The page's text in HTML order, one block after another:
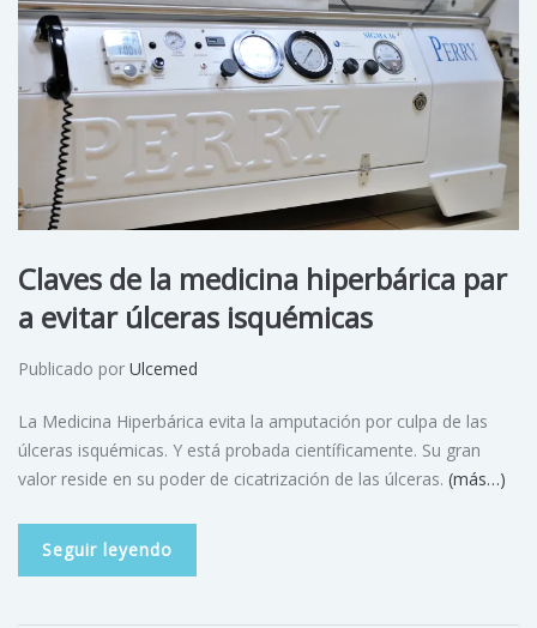
Claves de la medicina hiperbárica par
a evitar úlceras isquémicas
Publicado por Ulcemed
La Medicina Hiperbárica evita la amputación por culpa de las
úlceras isquémicas. Y está probada científicamente. Su gran
valor reside en su poder de cicatrización de las úlceras. (más…)
Seguir leyendo